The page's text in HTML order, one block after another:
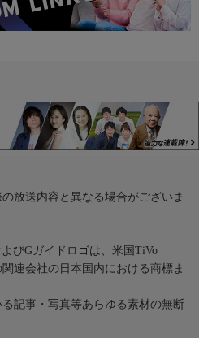
放送内容と異なる場合がございま
びGガイドロゴは、米国TiVo
連会社の日本国内における商標ま
記事・写真等あらゆる素材の無断